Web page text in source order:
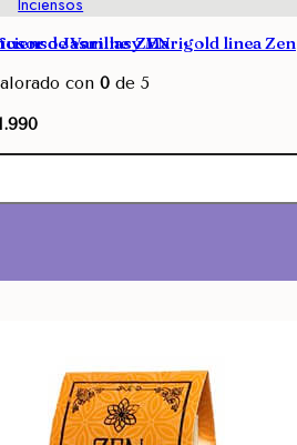
de Varillas ZEN
Jasmine y Marigold linea Zen
con 0de 5